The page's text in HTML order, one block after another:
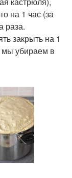
на 1 час (за
раза.
закрыть на 1
мы убираем в